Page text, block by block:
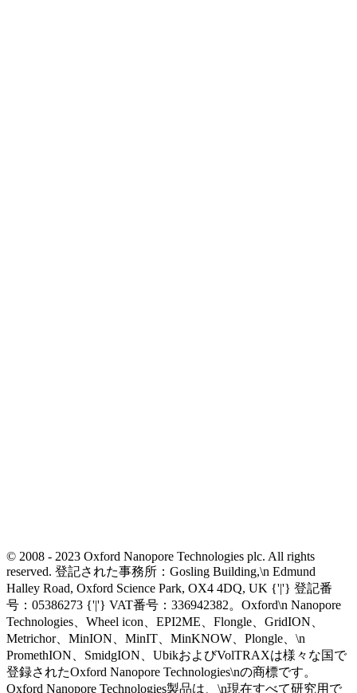
© 2008 - 2023 Oxford Nanopore Technologies plc. All rights
reserved. 登記された事務所：Gosling Building,\n Edmund
Halley Road, Oxford Science Park, OX4 4DQ, UK {'|'} 登記番
号：05386273 {'|'} VAT番号：336942382。Oxford\n Nanopore
Technologies、Wheel icon、EPI2ME、Flongle、GridION、
Metrichor、MinION、MinIT、MinKNOW、Plongle、\n
PromethION、SmidgION、UbikおよびVolTRAXは様々な国で
登録されたOxford Nanopore Technologies\nの商標です。
Oxford Nanopore Technologies製品は、\n現在すべて研究用で